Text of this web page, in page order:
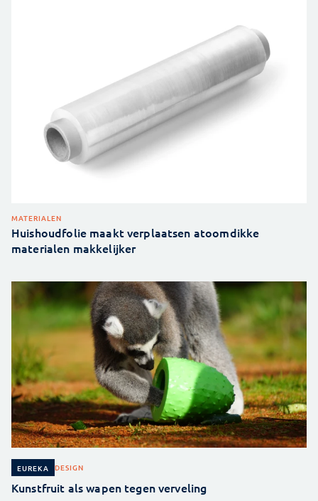
MATERIALEN
Huishoudfolie maakt verplaatsen atoomdikke
materialen makkelijker
EUREKA DESIGN
Kunstfruit als wapen tegen verveling